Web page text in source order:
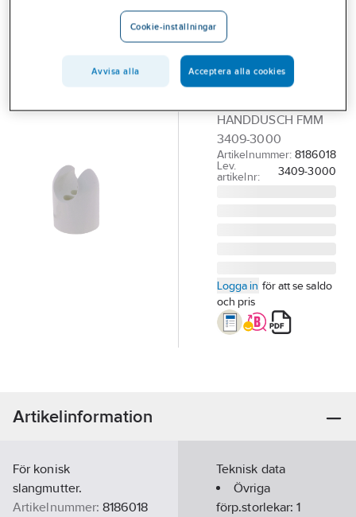
Upphängare
till handdusch,
tillbehör för
dusch FMM
HANDDUSCH FMM
3409-3000
Artikelnummer: 8186018
Lev.
artikelnr:
3409-3000
Logga in för att se saldo
och pris
Artikelinformation
För konisk
slangmutter.
Artikelnummer: 8186018
Teknisk data
Övriga
förp.storlekar:1
Cookie-inställningar
Avvisa alla Acceptera alla cookies